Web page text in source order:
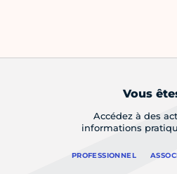
Vous
Accédez à des
informations
PROFESSIONNEL